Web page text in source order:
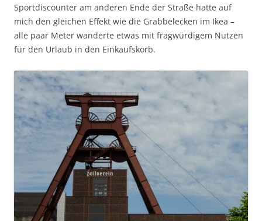
Sportdiscounter am anderen Ende der Straße hatte auf
mich den gleichen Effekt wie die Grabbelecken im Ikea –
alle paar Meter wanderte etwas mit fragwürdigem Nutzen
für den Urlaub in den Einkaufskorb.